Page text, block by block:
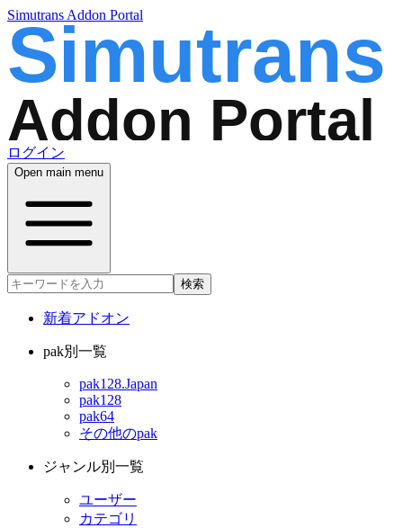
Simutrans Addon Portal
ログイン
Open main menu
検索
新着アドオン
pak別一覧
pak128.Japan
pak128
pak64
その他のpak
ジャンル別一覧
ユーザー
カテゴリ